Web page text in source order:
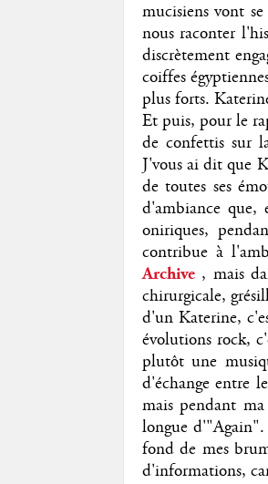
mucisiens vont
nous raconter
discrètement
coiffes
plus forts.
Et puis, pour le
de confettis sur
J'vous ai dit que
de toutes ses
d'ambiance que,
oniriques,
contribue à
Archive , mais
chirurgicale,
d'un Katerine,
évolutions rock,
plutôt une
d'échange entre
mais pendant
longue
fond de mes
d'informations,